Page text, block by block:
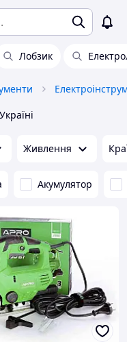
Лобзик
Живлення
Акумулятор